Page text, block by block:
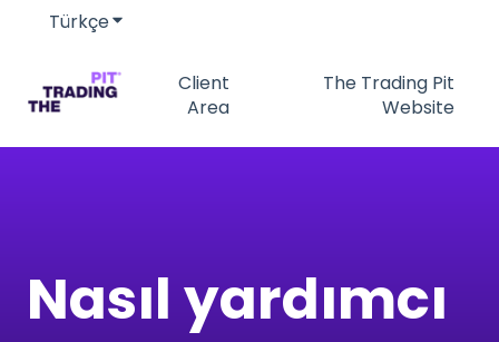
TürkçeTercümeler için alt menüyü göster
Client
Area
The Trading Pit
Website
Nasıl yardımcı